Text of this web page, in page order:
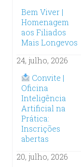
Bem Viver |
Homenagem
aos Filiados
Mais Longevos
24, julho, 2026
Convite |
Oficina
Inteligência
Artificial na
Prática:
Inscrições
abertas
20, julho, 2026